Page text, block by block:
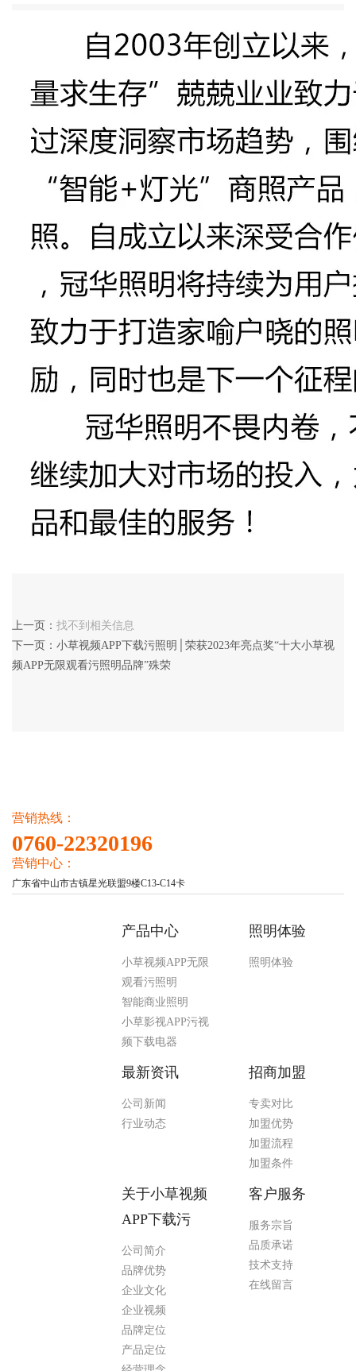
上一页： 找不到相关信息
下一页： 小草视频APP下载污照明│荣获2023年亮点奖“十大小草视
频APP无限观看污照明品牌”殊荣
营销热线：
0760-22320196
营销中心：
广东省中山市古镇星光联盟9楼C13-C14卡
产品中心
小草视频APP无限
观看污照明
智能商业照明
小草影视APP污视
频下载电器
照明体验
照明体验
最新资讯
公司新闻
行业动态
招商加盟
专卖对比
加盟优势
加盟流程
加盟条件
关于小草视频
APP下载污
公司简介
品牌优势
企业文化
企业视频
品牌定位
产品定位
客户服务
服务宗旨
品质承诺
技术支持
在线留言